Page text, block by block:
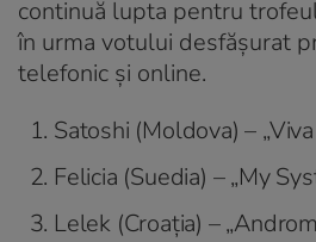
continuă lupta pentru
în urma votului desfășurat
telefonic și online.
Satoshi (Moldova) –
Felicia (Suedia) – „My
Lelek (Croația) –